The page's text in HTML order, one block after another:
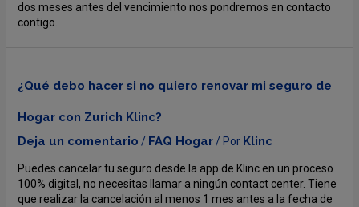
dos meses antes del vencimiento nos pondremos en contacto
contigo.
¿Qué debo hacer si no quiero renovar mi seguro de
Hogar con Zurich Klinc?
Deja un comentario / FAQ Hogar/ Por Klinc
Puedes cancelar tu seguro desde la app de Klinc en un proceso
100% digital, no necesitas llamar a ningún contact center. Tiene
que realizar la cancelación al menos 1 mes antes a la fecha de